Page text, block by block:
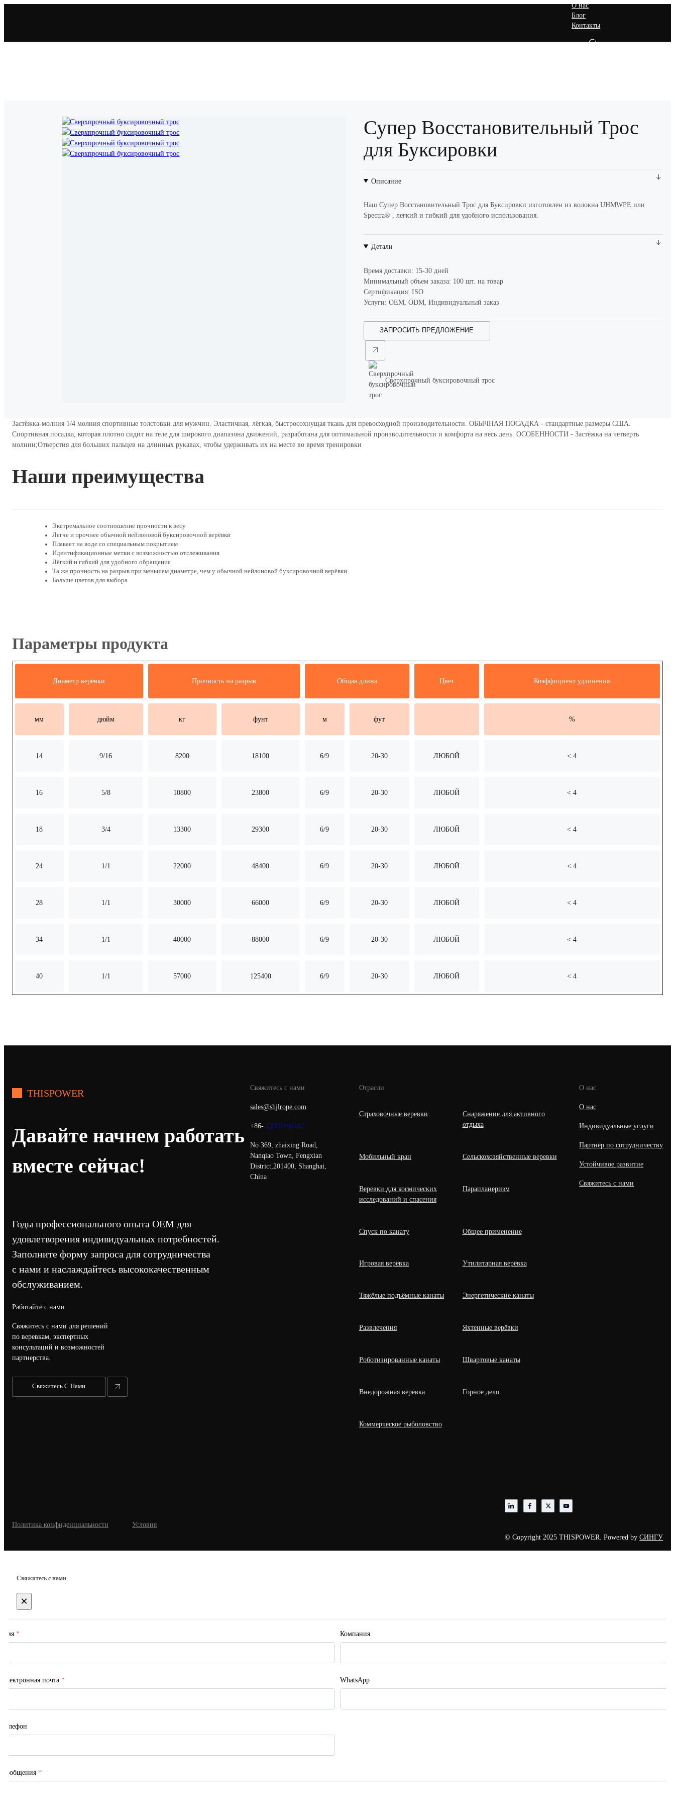
О нас
Блог
Контакты
Супер Восстановительный Трос
для Буксировки
Описание
Наш Супер Восстановительный Трос для Буксировки изготовлен из волокна UHMWPE или
Spectra® , легкий и гибкий для удобного использования.
Детали
Время доставки: 15-30 дней
Минимальный объем заказа: 100 шт. на товар
Сертификация: ISO
Услуги: OEM, ODM, Индивидуальный заказ
ЗАПРОСИТЬ ПРЕДЛОЖЕНИЕ
Сверхпрочный буксировочный трос
Застёжка-молния 1/4 молния спортивные толстовки для мужчин. Эластичная, лёгкая, быстросохнущая ткань для превосходной производительности. ОБЫЧНАЯ ПОСАДКА - стандартные размеры США.
Спортивная посадка, которая плотно сидит на теле для широкого диапазона движений, разработана для оптимальной производительности и комфорта на весь день. ОСОБЕННОСТИ - Застёжка на четверть
молнии;Отверстия для больших пальцев на длинных рукавах, чтобы удерживать их на месте во время тренировки
Наши преимущества
Экстремальное соотношение прочности к весу
Легче и прочнее обычной нейлоновой буксировочной верёвки
Плавает на воде со специальным покрытием
Идентификационные метки с возможностью отслеживания
Лёгкий и гибкий для удобного обращения
Та же прочность на разрыв при меньшем диаметре, чем у обычной нейлоновой буксировочной верёвки
Больше цветов для выбора
Параметры продукта
Диаметр верёвки Прочность на разрыв Общая длина Цвет Коэффициент удлинения
мм дюйм кг фунт м фут %
14 9/16 8200 18100 6/9 20-30 ЛЮБОЙ < 4
16 5/8 10800 23800 6/9 20-30 ЛЮБОЙ < 4
18 3/4 13300 29300 6/9 20-30 ЛЮБОЙ < 4
24 1/1 22000 48400 6/9 20-30 ЛЮБОЙ < 4
28 1/1 30000 66000 6/9 20-30 ЛЮБОЙ < 4
34 1/1 40000 88000 6/9 20-30 ЛЮБОЙ < 4
40 1/1 57000 125400 6/9 20-30 ЛЮБОЙ < 4
THISPOWER
Давайте начнем работать
вместе сейчас!
Годы профессионального опыта OEM для
удовлетворения индивидуальных потребностей.
Заполните форму запроса для сотрудничества
с нами и наслаждайтесь высококачественным
обслуживанием.
Работайте с нами
Свяжитесь с нами для решений
по веревкам, экспертных
консультаций и возможностей
партнерства.
Свяжитесь С Нами
Свяжитесь с нами
sales@shjlrope.com
+86- 13301990187
No 369, zhaixing Road,
Nanqiao Town, Fengxian
District,201400, Shanghai,
China
Отрасли
Страховочные веревки
Снаряжение для активного
отдыха
Мобильный кран Сельскохозяйственные веревки
Веревки для космических
исследований и спасения
Парапланеризм
Спуск по канату Общее применение
Игровая верёвка Утилитарная верёвка
Тяжёлые подъёмные канаты Энергетические канаты
Развлечения Яхтенные верёвки
Роботизированные канаты Швартовые канаты
Внедорожная верёвка Горное дело
Коммерческое рыболовство
О нас
О нас
Индивидуальные услуги
Партнёр по сотрудничеству
Устойчивое развитие
Свяжитесь с нами
Политика конфиденциальности
Условия
© Copyright 2025 THISPOWER. Powered byСИНГУ
Свяжитесь с нами
×
Имя * Компания
Электронная почта * WhatsApp
Телефон
Сообщения *